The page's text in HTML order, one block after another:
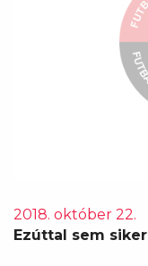
2018. október 22.
Ezúttal sem